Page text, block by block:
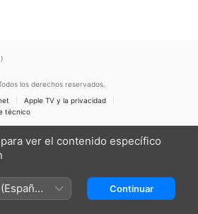
los derechos reservados.
Apple TV y la privacidad
técnico
ver el contenido específico
Continuar